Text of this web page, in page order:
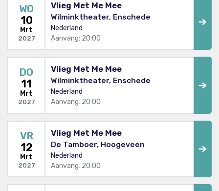
WO
10
Mrt
2027
Vlieg Met Me Mee
Wilminktheater, Enschede
Nederland
Aanvang: 20:00
DO
11
Mrt
2027
Vlieg Met Me Mee
Wilminktheater, Enschede
Nederland
Aanvang: 20:00
VR
12
Mrt
2027
Vlieg Met Me Mee
De Tamboer, Hoogeveen
Nederland
Aanvang: 20:00